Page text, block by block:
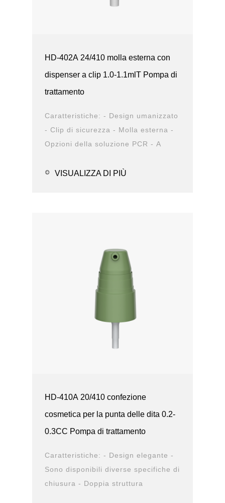
HD-402A 24/410 molla esterna con
dispenser a clip 1.0-1.1mlT Pompa di
trattamento
Caratteristiche: - Design umanizzato
- Clip di sicurezza - Molla esterna -
Opzioni della soluzione PCR - A
Igienizzan...
VISUALIZZA DI PIÙ
HD-410A 20/410 confezione
cosmetica per la punta delle dita 0.2-
0.3CC Pompa di trattamento
Caratteristiche: - Design elegante -
Sono disponibili diverse specifiche di
chiusura - Doppia struttura